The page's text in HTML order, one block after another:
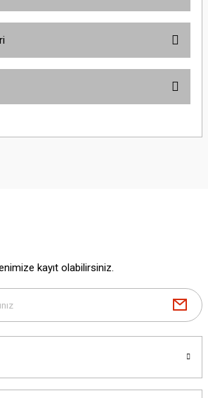
öneri formunu kullanarak tarafımıza
alternatifler olmalı.
kayıt olabilirsiniz.